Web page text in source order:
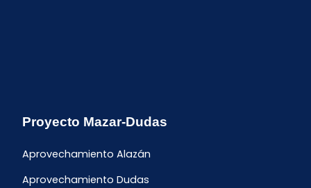
Proyecto Mazar-Dudas
Aprovechamiento Alazán
Aprovechamiento Dudas